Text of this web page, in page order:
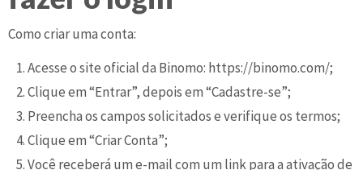
Como criar uma conta:
Acesse o site oficial da Binomo: https://binomo.com/;
Clique em “Entrar”, depois em “Cadastre-se”;
Preencha os campos solicitados e verifique os termos;
Clique em “Criar Conta”;
Você receberá um e-mail com um link para a ativação de